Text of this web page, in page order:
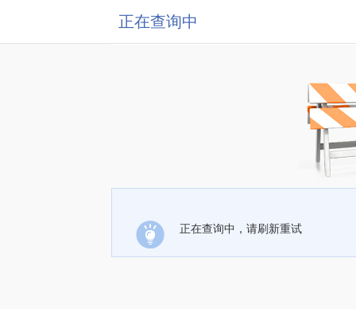
正在查询中
正在查询中，请刷新重试